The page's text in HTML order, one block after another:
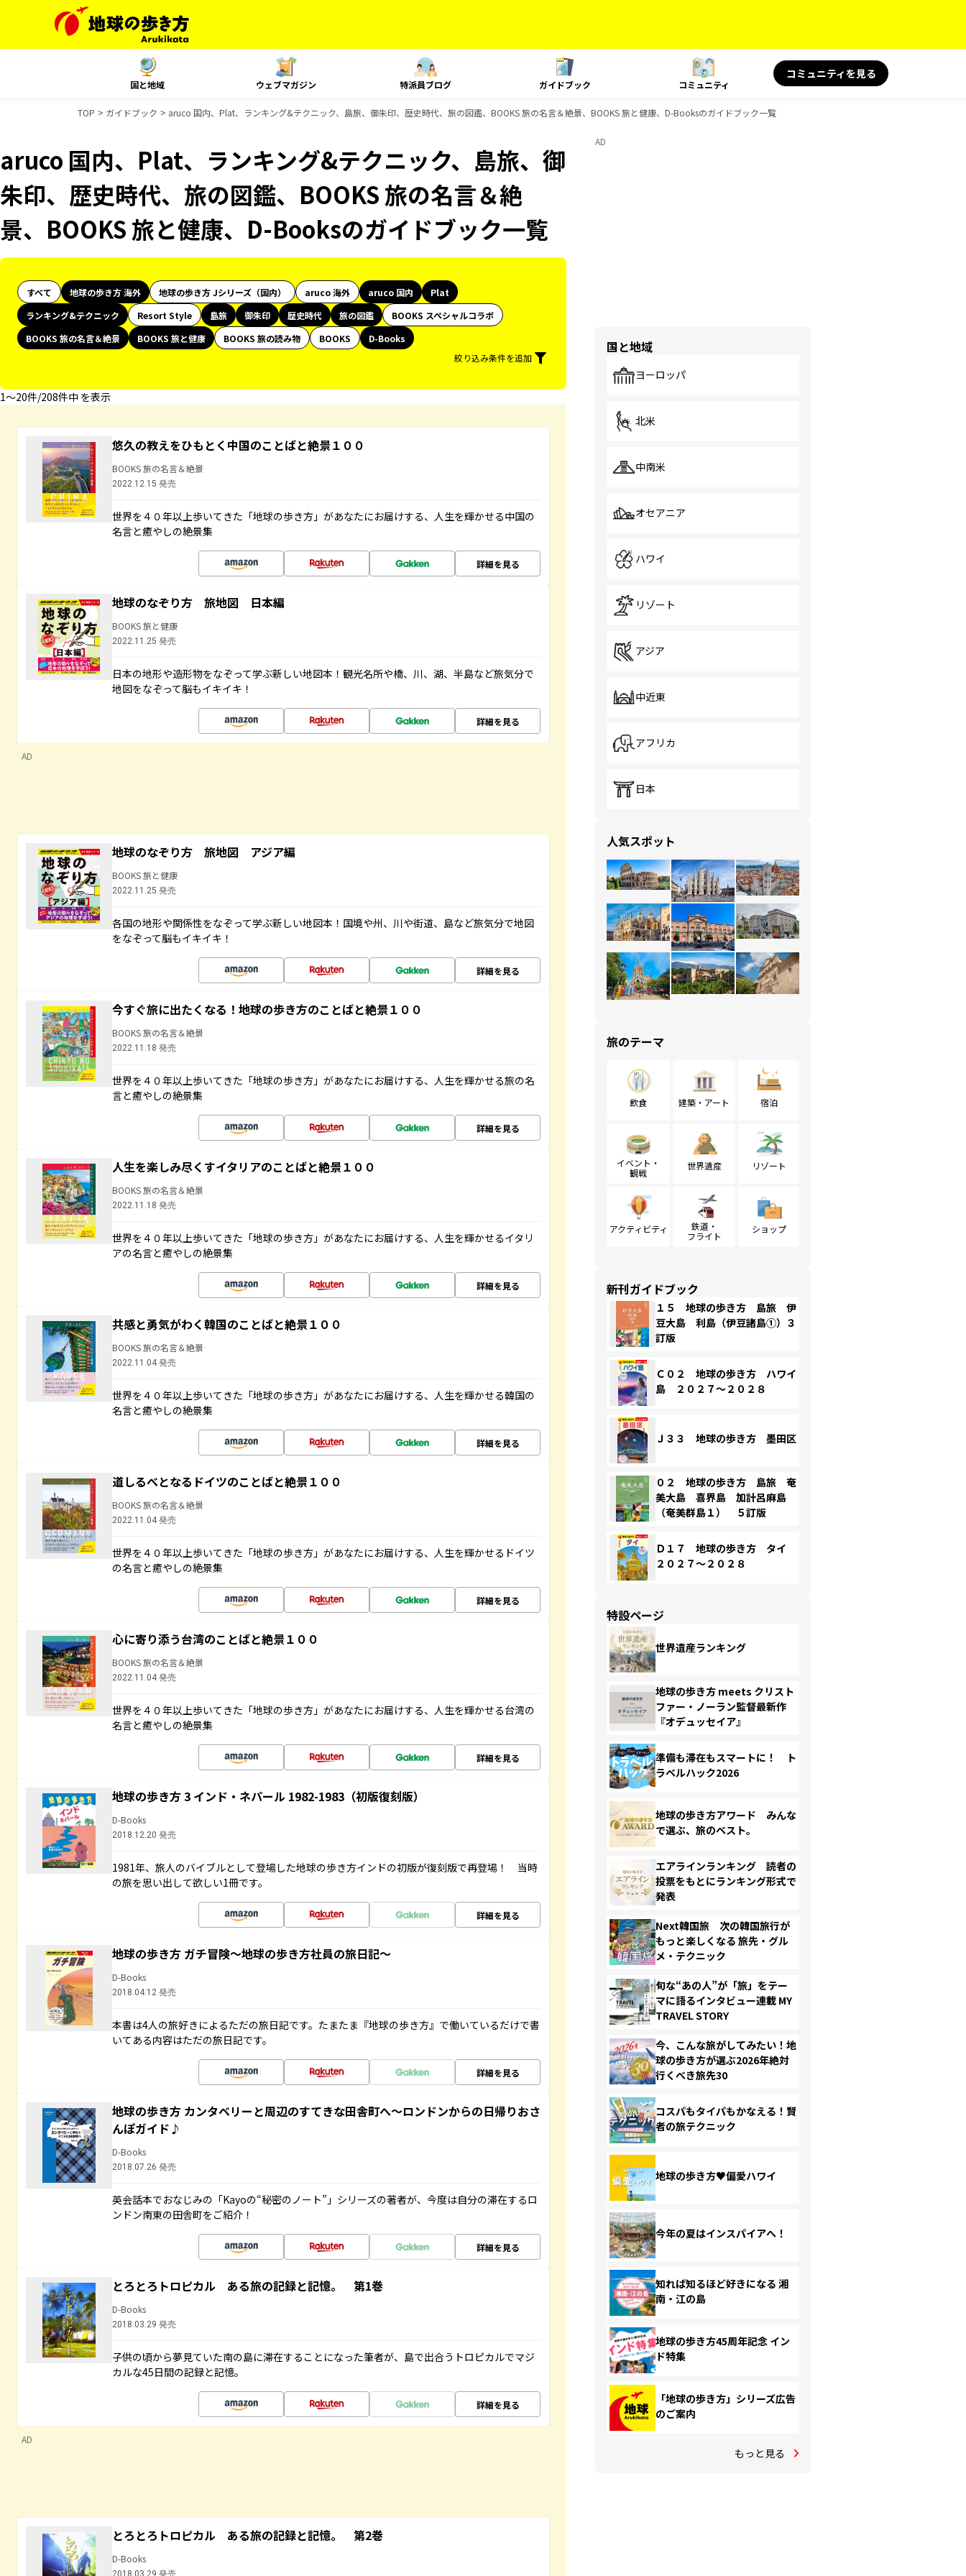
国と地域 ウェブマガジン 特派員ブログ ガイドブック コミュニティ
コミュニティを見る
TOP ガイドブック aruco 国内、Plat、ランキング&テクニック、島旅、御朱印、歴史時代、旅の図鑑、BOOKS 旅の名言＆絶景、BOOKS 旅と健康、D-Booksのガイドブック一覧
aruco 国内、Plat、ランキング&テクニック、島旅、御
朱印、歴史時代、旅の図鑑、BOOKS 旅の名言＆絶
景、BOOKS 旅と健康、D-Booksのガイドブック一覧
すべて 地球の歩き方 海外 地球の歩き方 Jシリーズ（国内） aruco 海外 aruco 国内
Plat
ランキング&テクニック
Resort Style 島旅 御朱印 歴史時代 旅の図鑑
BOOKS スペシャルコラボ
BOOKS 旅の名言＆絶景
BOOKS 旅と健康 BOOKS 旅の読み物 BOOKS
D-Books
絞り込み条件を追加
1〜20件/208件中 を表示
悠久の教えをひもとく中国のことばと絶景１００
BOOKS 旅の名言＆絶景
2022.12.15 発売
世界を４０年以上歩いてきた「地球の歩き方」があなたにお届けする、人生を輝かせる中国の
名言と癒やしの絶景集
詳細を見る
地球のなぞり方 旅地図 日本編
BOOKS 旅と健康
2022.11.25 発売
日本の地形や造形物をなぞって学ぶ新しい地図本！観光名所や橋、川、湖、半島など旅気分で
地図をなぞって脳もイキイキ！
詳細を見る
AD
地球のなぞり方 旅地図 アジア編
BOOKS 旅と健康
2022.11.25 発売
各国の地形や関係性をなぞって学ぶ新しい地図本！国境や州、川や街道、島など旅気分で地図
をなぞって脳もイキイキ！
詳細を見る
今すぐ旅に出たくなる！地球の歩き方のことばと絶景１００
BOOKS 旅の名言＆絶景
2022.11.18 発売
世界を４０年以上歩いてきた「地球の歩き方」があなたにお届けする、人生を輝かせる旅の名
言と癒やしの絶景集
詳細を見る
人生を楽しみ尽くすイタリアのことばと絶景１００
BOOKS 旅の名言＆絶景
2022.11.18 発売
世界を４０年以上歩いてきた「地球の歩き方」があなたにお届けする、人生を輝かせるイタリ
アの名言と癒やしの絶景集
詳細を見る
共感と勇気がわく韓国のことばと絶景１００
BOOKS 旅の名言＆絶景
2022.11.04 発売
世界を４０年以上歩いてきた「地球の歩き方」があなたにお届けする、人生を輝かせる韓国の
名言と癒やしの絶景集
詳細を見る
道しるべとなるドイツのことばと絶景１００
BOOKS 旅の名言＆絶景
2022.11.04 発売
世界を４０年以上歩いてきた「地球の歩き方」があなたにお届けする、人生を輝かせるドイツ
の名言と癒やしの絶景集
詳細を見る
心に寄り添う台湾のことばと絶景１００
BOOKS 旅の名言＆絶景
2022.11.04 発売
世界を４０年以上歩いてきた「地球の歩き方」があなたにお届けする、人生を輝かせる台湾の
名言と癒やしの絶景集
詳細を見る
地球の歩き方 3 インド・ネパール 1982-1983（初版復刻版）
D-Books
2018.12.20 発売
1981年、旅人のバイブルとして登場した地球の歩き方インドの初版が復刻版で再登場！ 当時
の旅を思い出して欲しい1冊です。
詳細を見る
地球の歩き方 ガチ冒険～地球の歩き方社員の旅日記～
D-Books
2018.04.12 発売
本書は4人の旅好きによるただの旅日記です。たまたま『地球の歩き方』で働いているだけで書
いてある内容はただの旅日記です。
詳細を見る
地球の歩き方 カンタベリーと周辺のすてきな田舎町へ～ロンドンからの日帰りおさ
んぽガイド♪
D-Books
2018.07.26 発売
英会話本でおなじみの「Kayoの“秘密のノート”」シリーズの著者が、今度は自分の滞在するロ
ンドン南東の田舎町をご紹介！
詳細を見る
とろとろトロピカル ある旅の記録と記憶。 第1巻
D-Books
2018.03.29 発売
子供の頃から夢見ていた南の島に滞在することになった筆者が、島で出合うトロピカルでマジ
カルな45日間の記録と記憶。
詳細を見る
AD
とろとろトロピカル ある旅の記録と記憶。 第2巻
D-Books
2018.03.29 発売
AD
国と地域
ヨーロッパ
北米
中南米
オセアニア
ハワイ
リゾート
アジア
中近東
アフリカ
日本
人気スポット
旅のテーマ
飲食 建築・アート 宿泊
イベント・
観戦
世界遺産 リゾート
アクティビティ
鉄道・
フライト
ショップ
新刊ガイドブック
１５ 地球の歩き方 島旅 伊
豆大島 利島（伊豆諸島①）３
訂版
Ｃ０２ 地球の歩き方 ハワイ
島 ２０２７～２０２８
Ｊ３３ 地球の歩き方 墨田区
０２ 地球の歩き方 島旅 奄
美大島 喜界島 加計呂麻島
（奄美群島１） ５訂版
Ｄ１７ 地球の歩き方 タイ
２０２７～２０２８
特設ページ
世界遺産ランキング
地球の歩き方 meets クリスト
ファー・ノーラン監督最新作
『オデュッセイア』
準備も滞在もスマートに！ ト
ラベルハック2026
地球の歩き方アワード みんな
で選ぶ、旅のベスト。
エアラインランキング 読者の
投票をもとにランキング形式で
発表
Next韓国旅 次の韓国旅行が
もっと楽しくなる 旅先・グル
メ・テクニック
旬な“あの人”が「旅」をテー
マに語るインタビュー連載 MY
TRAVEL STORY
今、こんな旅がしてみたい！地
球の歩き方が選ぶ2026年絶対
行くべき旅先30
コスパもタイパもかなえる！賢
者の旅テクニック
地球の歩き方♥偏愛ハワイ
今年の夏はインスパイアへ！
知れば知るほど好きになる 湘
南・江の島
地球の歩き方45周年記念 イン
ド特集
「地球の歩き方」シリーズ広告
のご案内
もっと見る